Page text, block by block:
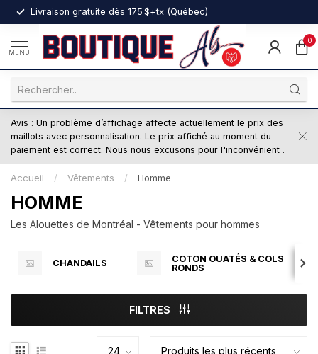
Livraison gratuite dès 175 $+tx (Québec)
MENU
0
Avis : Un problème d’affichage affecte actuellement le prix des
maillots avec personnalisation. Le prix affiché au moment du
paiement est correct. Nous nous excusons pour l'inconvénient .
Accueil / Vêtements / Homme
HOMME
Les Alouettes de Montréal - Vêtements pour hommes
CHANDAILS
COTON OUATÉS & COLS
RONDS
FILTRES